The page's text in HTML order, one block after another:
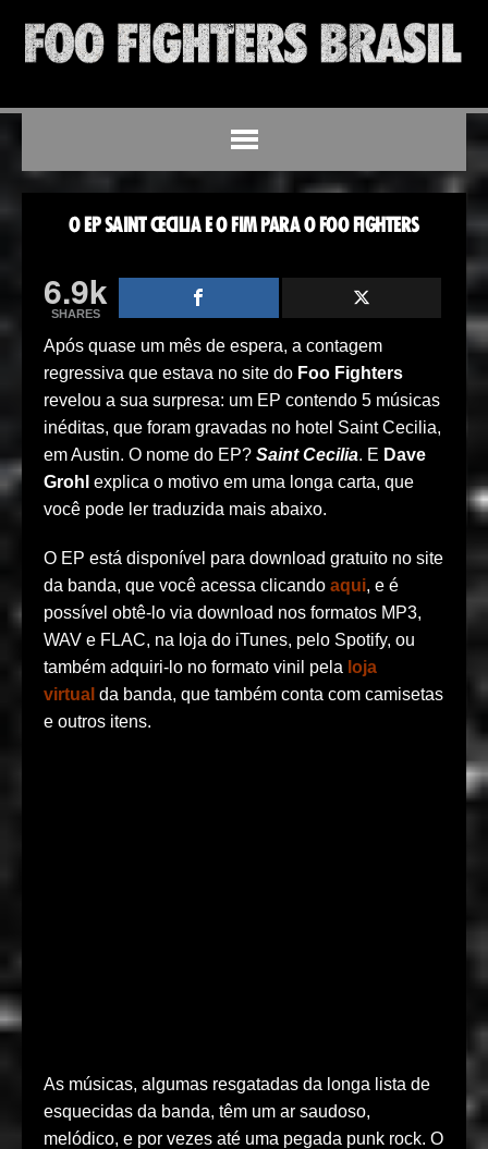
O EP SAINT CECILIA E O FIM PARA O FOO FIGHTERS
6.9k
SHARES
Após quase um mês de espera, a contagem
regressiva que estava no site do Foo Fighters
revelou a sua surpresa: um EP contendo 5 músicas
inéditas, que foram gravadas no hotel Saint Cecilia,
em Austin. O nome do EP? Saint Cecilia. E Dave
Grohl explica o motivo em uma longa carta, que
você pode ler traduzida mais abaixo.
O EP está disponível para download gratuito no site
da banda, que você acessa clicando aqui, e é
possível obtê-lo via download nos formatos MP3,
WAV e FLAC, na loja do iTunes, pelo Spotify, ou
também adquiri-lo no formato vinil pela loja
virtual da banda, que também conta com camisetas
e outros itens.
As músicas, algumas resgatadas da longa lista de
esquecidas da banda, têm um ar saudoso,
melódico, e por vezes até uma pegada punk rock. O